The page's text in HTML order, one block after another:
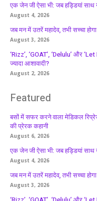
एक जेन जी ऐसा भी: जब हड्डियां साथ
August 4, 2026
जब मन में उतरें महादेव, तभी सच्चा
August 3, 2026
‘Rizz’, ‘GOAT’, ‘Delulu’ और
ज्यादा आशावादी?
August 2, 2026
Featured
बसों में सफर करने वाला मेडिकल
की प्रेरक कहानी
August 6, 2026
एक जेन जी ऐसा भी: जब हड्डियां साथ
August 4, 2026
जब मन में उतरें महादेव, तभी सच्चा
August 3, 2026